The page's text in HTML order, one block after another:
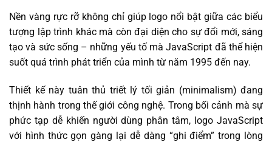
Nền vàng rực rỡ không chỉ giúp logo nổi bật giữa các biểu
tượng lập trình khác mà còn đại diện cho sự đổi mới, sáng
tạo và sức sống – những yếu tố mà JavaScript đã thể hiện
suốt quá trình phát triển của mình từ năm 1995 đến nay.
Thiết kế này tuân thủ triết lý tối giản (minimalism) đang
thịnh hành trong thế giới công nghệ. Trong bối cảnh mà sự
phức tạp dễ khiến người dùng phân tâm, logo JavaScript
với hình thức gọn gàng lại dễ dàng “ghi điểm” trong lòng